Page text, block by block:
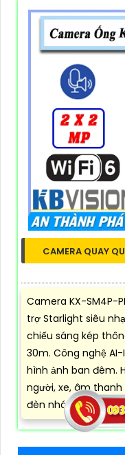
CAMERA QUAY
Camera KX-SM4P-
trợ Starlight siêu
chiếu sáng kép
30m. Công nghệ
hình ảnh ban đêm.
người, xe, âm
đèn nháy.